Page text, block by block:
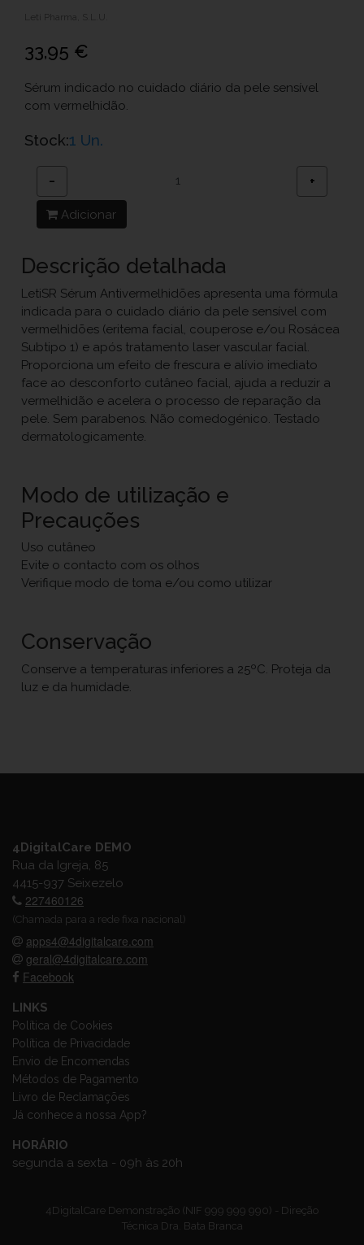
Leti Pharma, S.L.U.
33,95 €
Sérum indicado no cuidado diário da pele sensível
com vermelhidão.
Stock:1 Un.
− +
Adicionar
Descrição detalhada
LetiSR Sérum Antivermelhidões apresenta uma fórmula
indicada para o cuidado diário da pele sensível com
vermelhidões (eritema facial, couperose e/ou Rosácea
Subtipo 1) e após tratamento laser vascular facial.
Proporciona um efeito de frescura e alívio imediato
face ao desconforto cutâneo facial, ajuda a reduzir a
vermelhidão e acelera o processo de reparação da
pele. Sem parabenos. Não comedogénico. Testado
dermatologicamente.
Modo de utilização e
Precauções
Uso cutâneo
Evite o contacto com os olhos
Verifique modo de toma e/ou como utilizar
Conservação
Conserve a temperaturas inferiores a 25ºC. Proteja da
luz e da humidade.
4DigitalCare DEMO
Rua da Igreja, 85
4415-937 Seixezelo
227460126
(Chamada para a rede fixa nacional)
apps4@4digitalcare.com
geral@4digitalcare.com
Facebook
LINKS
Política de Cookies
Política de Privacidade
Envio de Encomendas
Métodos de Pagamento
Livro de Reclamações
Já conhece a nossa App?
HORÁRIO
segunda a sexta - 09h às 20h
4DigitalCare Demonstração (NIF 999 999 990) - Direção
Técnica Dra. Bata Branca